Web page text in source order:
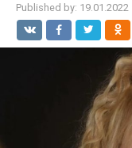
Published by: 19.01.2022